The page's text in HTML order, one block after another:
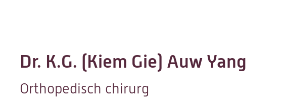
Dr. K.G. (Kiem Gie) Auw Yang
Orthopedisch chirurg